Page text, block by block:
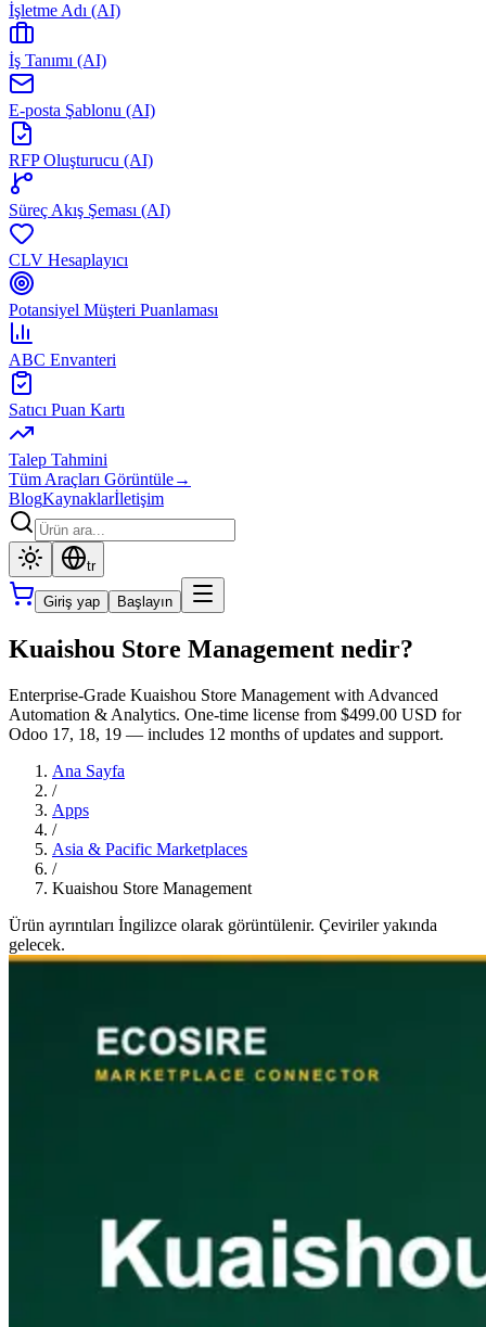
İşletme Adı (AI)
İş Tanımı (AI)
E-posta Şablonu (AI)
RFP Oluşturucu (AI)
Süreç Akış Şeması (AI)
CLV Hesaplayıcı
Potansiyel Müşteri Puanlaması
ABC Envanteri
Satıcı Puan Kartı
Talep Tahmini
Tüm Araçları Görüntüle→
BlogKaynaklarİletişim
tr
Giriş yap Başlayın
Kuaishou Store Management nedir?
Enterprise-Grade Kuaishou Store Management with Advanced
Automation & Analytics. One-time license from $499.00 USD for
Odoo 17, 18, 19 — includes 12 months of updates and support.
Ana Sayfa
/
Apps
/
Asia & Pacific Marketplaces
/
Kuaishou Store Management
Ürün ayrıntıları İngilizce olarak görüntülenir. Çeviriler yakında
gelecek.